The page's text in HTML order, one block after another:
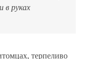
в руках
терпеливо